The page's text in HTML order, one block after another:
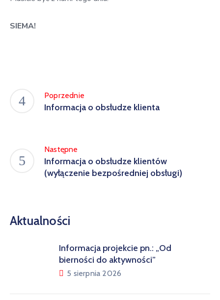
SIEMA!
Poprzednie
Informacja o obsłudze klienta
Następne
Informacja o obsłudze klientów
(wyłączenie bezpośredniej obsługi)
Aktualności
Informacja projekcie pn.: „Od
bierności do aktywności”
5 sierpnia 2026